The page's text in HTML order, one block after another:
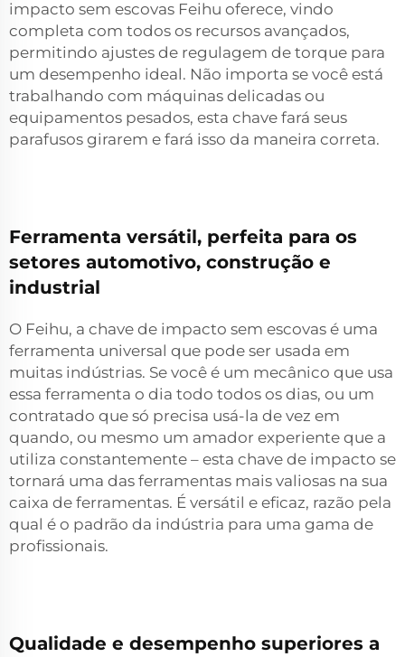
impacto sem escovas Feihu oferece, vindo
completa com todos os recursos avançados,
permitindo ajustes de regulagem de torque para
um desempenho ideal. Não importa se você está
trabalhando com máquinas delicadas ou
equipamentos pesados, esta chave fará seus
parafusos girarem e fará isso da maneira correta.
Ferramenta versátil, perfeita para os
setores automotivo, construção e
industrial
O Feihu, a chave de impacto sem escovas é uma
ferramenta universal que pode ser usada em
muitas indústrias. Se você é um mecânico que usa
essa ferramenta o dia todo todos os dias, ou um
contratado que só precisa usá-la de vez em
quando, ou mesmo um amador experiente que a
utiliza constantemente – esta chave de impacto se
tornará uma das ferramentas mais valiosas na sua
caixa de ferramentas. É versátil e eficaz, razão pela
qual é o padrão da indústria para uma gama de
profissionais.
Qualidade e desempenho superiores a